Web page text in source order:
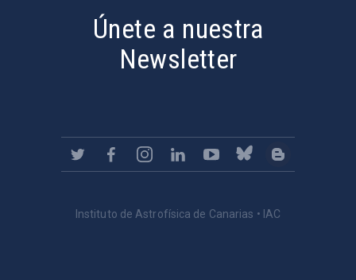
Únete a nuestra
Newsletter
Instituto de Astrofísica de Canarias • IAC